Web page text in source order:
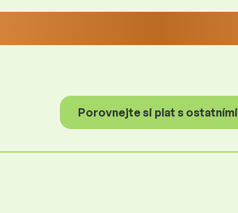
Porovnejte si plat s ostatními